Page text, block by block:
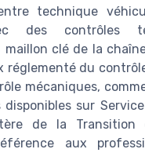
technique
des contrôles
clé de la
réglementé du
mécaniques,
sur
de la Transition
aux